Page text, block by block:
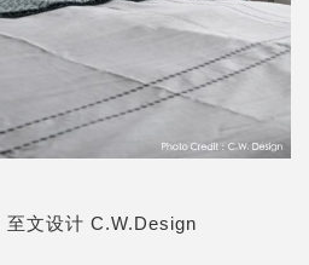
至文设计 C.W.Design